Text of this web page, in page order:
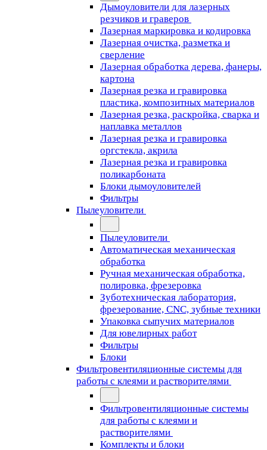
Дымоуловители для лазерных
резчиков и граверов
Лазерная маркировка и кодировка
Лазерная очистка, разметка и
сверление
Лазерная обработка дерева, фанеры,
картона
Лазерная резка и гравировка
пластика, композитных материалов
Лазерная резка, раскройка, сварка и
наплавка металлов
Лазерная резка и гравировка
оргстекла, акрила
Лазерная резка и гравировка
поликарбоната
Блоки дымоуловителей
Фильтры
Пылеуловители
Пылеуловители
Автоматическая механическая
обработка
Ручная механическая обработка,
полировка, фрезеровка
Зуботехническая лаборатория,
фрезерование, CNC, зубные техники
Упаковка сыпучих материалов
Для ювелирных работ
Фильтры
Блоки
Фильтровентиляционные системы для
работы с клеями и растворителями
Фильтровентиляционные системы
для работы с клеями и
растворителями
Комплекты и блоки